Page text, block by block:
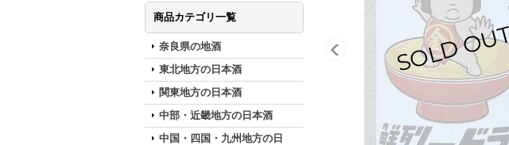
商品カテゴリ一覧
奈良県の地酒
東北地方の日本酒
関東地方の日本酒
中部・近畿地方の日本酒
中国・四国・九州地方の日